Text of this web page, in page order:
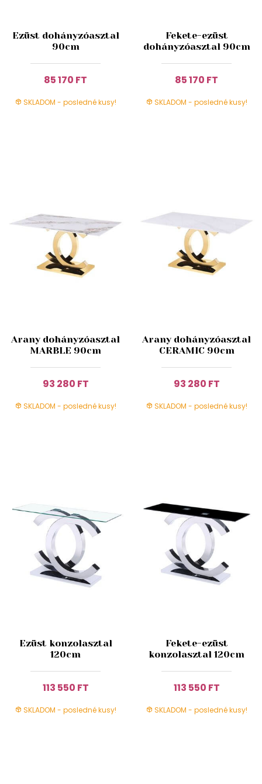
Ezüst dohányzóasztal
90cm
85 170 FT
SKLADOM - posledné kusy!
Fekete-ezüst
dohányzóasztal 90cm
85 170 FT
SKLADOM - posledné kusy!
Arany dohányzóasztal
MARBLE 90cm
93 280 FT
SKLADOM - posledné kusy!
Arany dohányzóasztal
CERAMIC 90cm
93 280 FT
SKLADOM - posledné kusy!
Ezüst konzolasztal
120cm
113 550 FT
SKLADOM - posledné kusy!
Fekete-ezüst
konzolasztal 120cm
113 550 FT
SKLADOM - posledné kusy!